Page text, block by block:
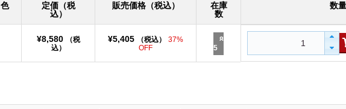
色
定価（税
込）
販売価格（税込）
在庫
数
数量
¥8,580
（税
込）
¥5,405 （税込）
37%
OFF
8
5